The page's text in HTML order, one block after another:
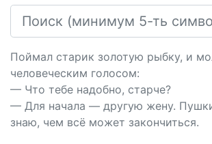
Поймал старик золотую рыбку, и
человеческим голосом:
— Что тебе надобно, старче?
— Для начала — другую жену.
знаю, чем всё может закончиться.